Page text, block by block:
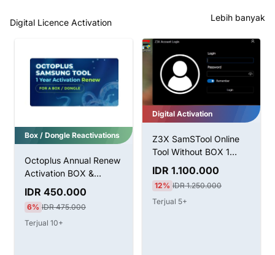
Digital Licence Activation Lebih banyak
Box / Dongle Reactivations
Octoplus Annual Renew
Activation BOX &
Dongle
IDR 450.000
6% IDR 475.000
Terjual 10+
Digital Activation
Z3X SamSTool Online
Tool Without BOX 1
Tahun Aktivasi
IDR 1.100.000
12% IDR 1.250.000
Terjual 5+